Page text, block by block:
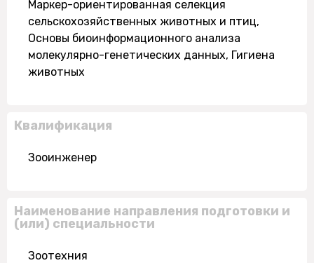
Маркер-ориентированная селекция
сельскохозяйственных животных и птиц,
Основы биоинформационного анализа
молекулярно-генетических данных, Гигиена
животных
Квалификация
Зооинженер
Наименование направления подготовки и
(или) специальности
Зоотехния